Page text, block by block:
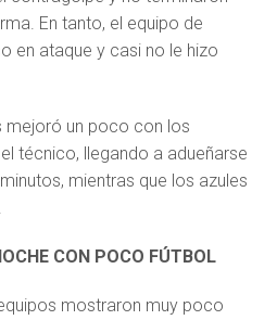
En tanto, el equipo de
en ataque y casi no le hizo
mejoró un poco con los
técnico, llegando a adueñarse
mientras que los azules
CON POCO FÚTBOL
mostraron muy poco